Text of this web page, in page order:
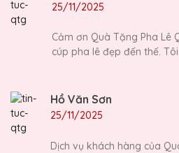
25/11/2025
Cảm ơn Quà Tặng Pha Lê
cúp pha lê đẹp đến thế.
Hồ Văn Sơn
25/11/2025
Dịch vụ khách hàng của